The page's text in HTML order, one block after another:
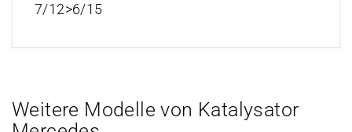
7/12>6/15
Weitere Modelle von Katalysator